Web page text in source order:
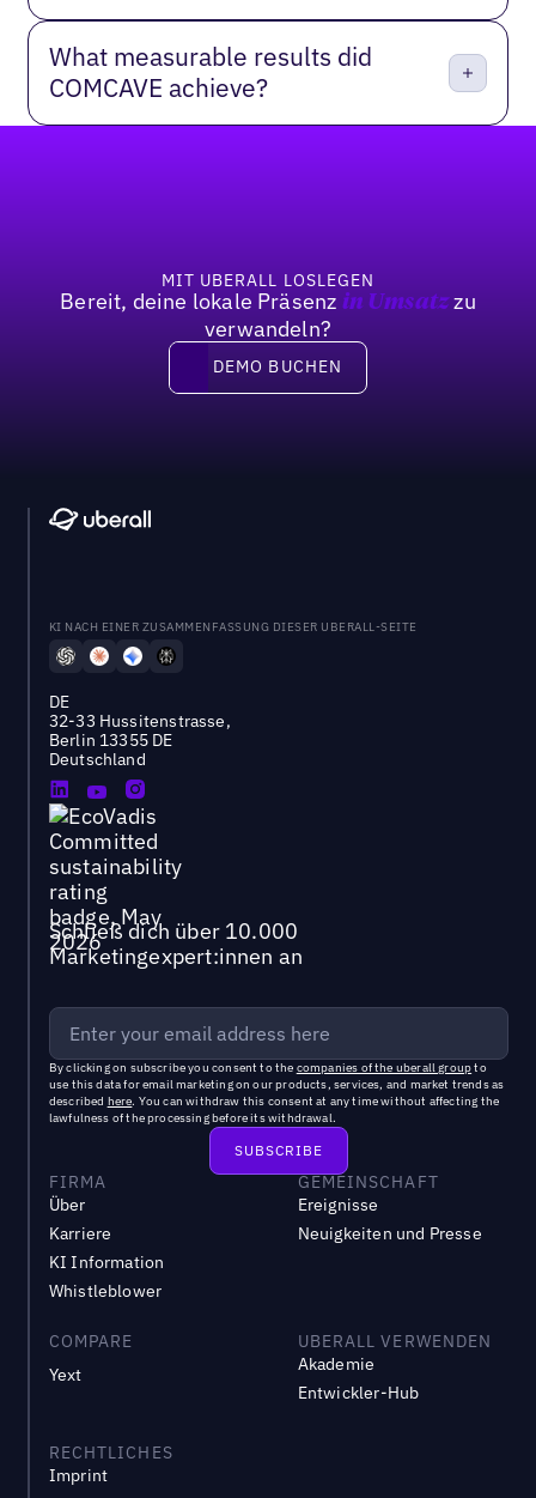
What measurable results did
COMCAVE achieve?
MIT UBERALL LOSLEGEN
Bereit, deine lokale Präsenz in Umsatzzu
verwandeln?
DEMO BUCHEN
DEMO BUCHEN
KI NACH EINER ZUSAMMENFASSUNG DIESER UBERALL-SEITE
DE
32-33 Hussitenstrasse,
Berlin 13355 DE
Deutschland
Schließ dich über 10.000
Marketingexpert:innen an
By clicking on subscribe you consent to the companies of the uberall groupto
use this data for email marketing on our products, services, and market trends as
described here. You can withdraw this consent at any time without affecting the
lawfulness of the processing before its withdrawal.
FIRMA
Über
Karriere
KI Information
Whistleblower
GEMEINSCHAFT
Ereignisse
Neuigkeiten und Presse
COMPARE
Yext
UBERALL VERWENDEN
Akademie
Entwickler-Hub
RECHTLICHES
Imprint